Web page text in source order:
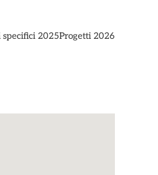
specifici 2025Progetti 2026